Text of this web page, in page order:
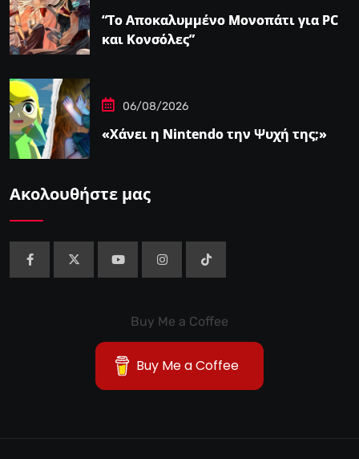
“Το Αποκαλυμμένο Μονοπάτι για PC
και Κονσόλες”
06/08/2026
«Χάνει η Nintendo την Ψυχή της;»
Ακολουθήστε μας
Buy Me a Coffee
Buy Me a Coffee